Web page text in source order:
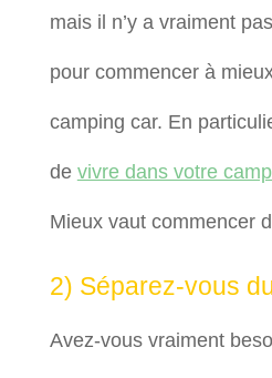
mais il n’y a vraiment
pour commencer à
camping car. En
de vivre dans votre
Mieux vaut commencer
2) Séparez-vous
Avez-vous vraiment